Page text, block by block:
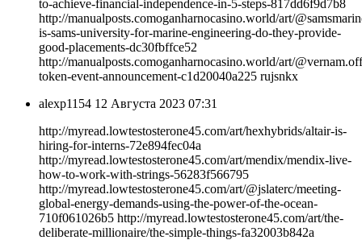
to-achieve-financial-independence-in-5-steps-817dd6f9d7b8
http://manualposts.comoganharnocasino.world/art/
is-sams-university-for-marine-engineering-do-they-provide-
good-placements-dc30fbffce52
http://manualposts.comoganharnocasino.world/art/
token-event-announcement-c1d20040a225 rujsnkx
alexp1154 12 Августа 2023 07:31
http://myread.lowtestosterone45.com/art/hexhybrids/altair-is-
hiring-for-interns-72e894fec04a
http://myread.lowtestosterone45.com/art/mendix/mendix-live-
how-to-work-with-strings-56283f566795
http://myread.lowtestosterone45.com/art/@jslaterc/meeting-
global-energy-demands-using-the-power-of-the-ocean-
710f061026b5 http://myread.lowtestosterone45.com/art/the-
deliberate-millionaire/the-simple-things-fa32003b842a